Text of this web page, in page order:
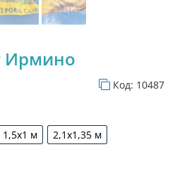
Ирмино
Код: 10487
м
1,5х1 м
1,5х1 м
2,1х1,35 м
2,1х1,35 м